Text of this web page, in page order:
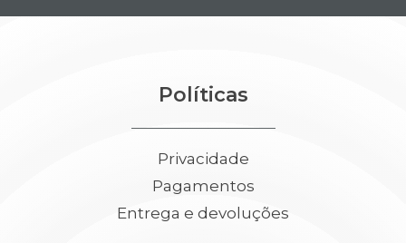
Políticas
Privacidade
Pagamentos
Entrega e devoluções